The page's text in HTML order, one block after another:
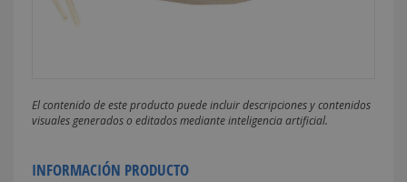
El contenido de este producto puede incluir descripciones y contenidos
visuales generados o editados mediante inteligencia artificial.
INFORMACIÓN PRODUCTO